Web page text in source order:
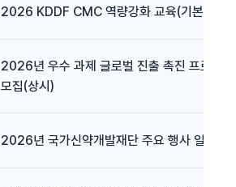
2026 KDDF CMC 역량강화 교육(기본) 신청
2026년 우수 과제 글로벌 진출 촉진 프로그램
모집(상시)
2026년 국가신약개발재단 주요 행사 일정